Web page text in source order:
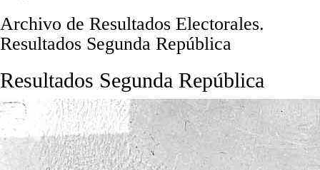
Archivo de Resultados Electorales.
Resultados Segunda República
Resultados Segunda República